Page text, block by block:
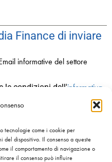
tecnologie come i cookie per
dispositivo. Il consenso a queste
il comportamento di navigazione o
il consenso può influire
Finance di inviare
informative del settore
le condizioni dell'informativa